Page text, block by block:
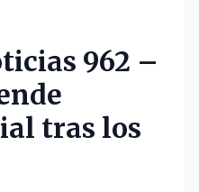
962 –
tras los